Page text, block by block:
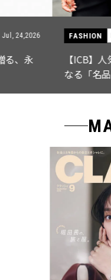
FASHION
【ICB】人気インフル
なる「名品ブラウス」